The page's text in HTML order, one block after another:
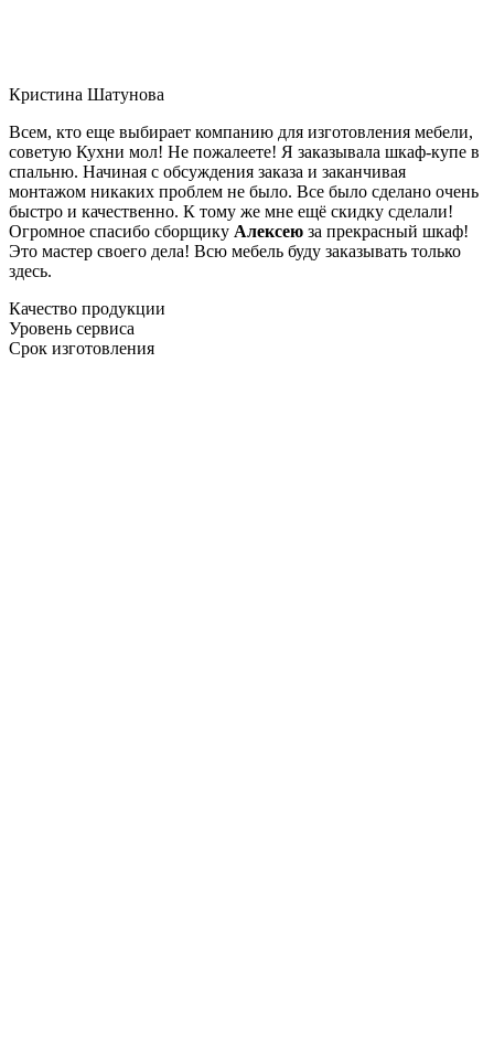
Кристина Шатунова
Всем, кто еще выбирает компанию для изготовления мебели,
советую Кухни мол! Не пожалеете! Я заказывала шкаф-купе в
спальню. Начиная с обсуждения заказа и заканчивая
монтажом никаких проблем не было. Все было сделано очень
быстро и качественно. К тому же мне ещё скидку сделали!
Огромное спасибо сборщику Алексею за прекрасный шкаф!
Это мастер своего дела! Всю мебель буду заказывать только
здесь.
Качество продукции
Уровень сервиса
Срок изготовления